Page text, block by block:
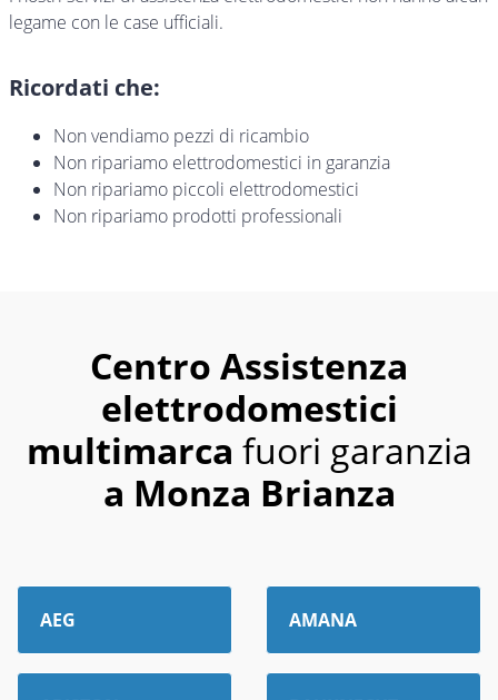
legame con le case ufficiali.
Ricordati che:
Non vendiamo pezzi di ricambio
Non ripariamo elettrodomestici in garanzia
Non ripariamo piccoli elettrodomestici
Non ripariamo prodotti professionali
Centro Assistenza
elettrodomestici
multimarca fuori garanzia
a Monza Brianza
AEG AMANA